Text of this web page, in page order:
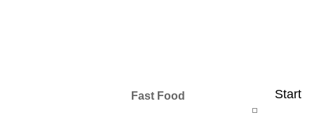
Start
Fast Food